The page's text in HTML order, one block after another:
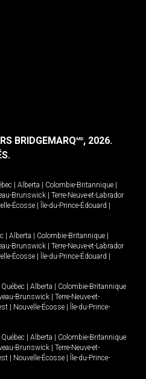
BRIDGEMARQMD, 2026.
Alberta Colombie-Britannique
Brunswick
Terre-Neuve-et-Labrador
Écosse Île-du-Prince-Édouard
Alberta Colombie-Britannique
Brunswick
Terre-Neuve-et-Labrador
Écosse Île-du-Prince-Édouard
Québec Alberta
Colombie-Britannique
Brunswick
Terre-Neuve-et-
Nouvelle-Écosse
Île-du-Prince-
Québec Alberta
Colombie-Britannique
Brunswick
Terre-Neuve-et-
Nouvelle-Écosse
Île-du-Prince-